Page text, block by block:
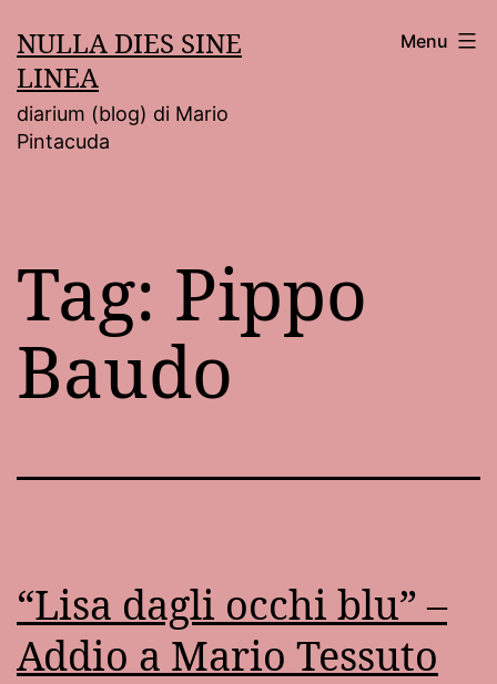
al
contenuto
NULLA DIES SINE
LINEA
diarium (blog) di Mario
Pintacuda
Menu
Tag: Pippo
Baudo
“Lisa dagli occhi blu” –
Addio a Mario Tessuto